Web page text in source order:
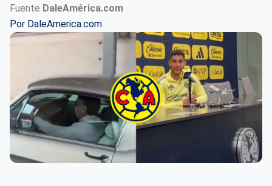
Fuente DaleAmérica.com
Por DaleAmerica.com